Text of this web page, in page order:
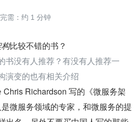
需：约 1 分钟
比较不错的书？
书没有人推荐？有没有人推荐一
演变的也有相关介绍
Richardson 写的《微服务架
微服务领域的专家，和微服务的提